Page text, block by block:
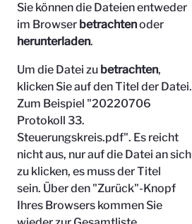
Sie können die Dateien entweder
im Browser betrachtenoder
herunterladen.
Um die Datei zu betrachten,
klicken Sie auf den Titel der Datei.
Zum Beispiel "20220706
Protokoll 33.
Steuerungskreis.pdf". Es reicht
nicht aus, nur auf die Datei an sich
zu klicken, es muss der Titel
sein. Über den "Zurück"-Knopf
Ihres Browsers kommen Sie